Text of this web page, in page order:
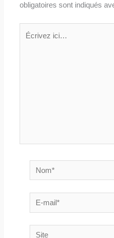
obligatoires sont indiqués
Nom*
E-
mail*
Site